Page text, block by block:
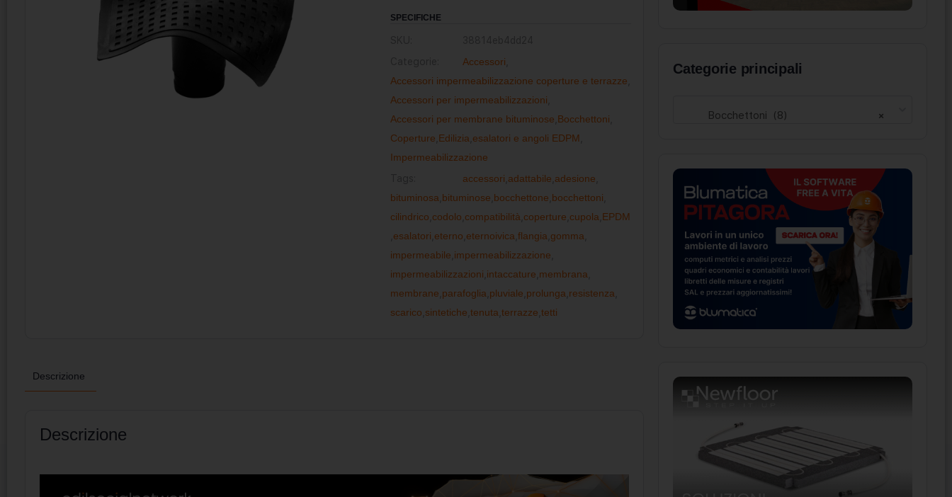
SPECIFICHE
Accessori
Accessori impermeabilizzazione coperture e terrazze
Accessori per impermeabilizzazioni
Accessori per membrane bituminose Bocchettoni
Coperture Edilizia esalatori e angoli EDPM
Impermeabilizzazione
accessori adattabile adesione
bituminosa bituminose bocchettone bocchettoni
cilindrico codolo compatibilità coperture cupola EPDM
esalatori eterno eternoivica flangia gomma
impermeabile impermeabilizzazione
impermeabilizzazioni intaccature membrana
membrane parafoglia pluviale prolunga resistenza
scarico sintetiche tenuta terrazze tetti
Descrizione
Descrizione
Categorie principali
×
Bocchettoni (8)